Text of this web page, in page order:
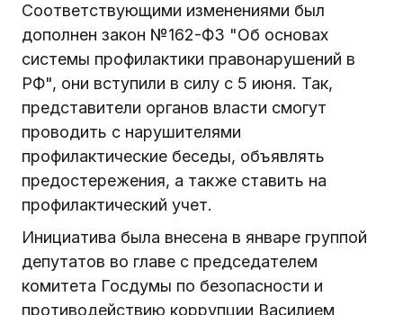
Соответствующими изменениями был
дополнен закон №162-ФЗ "Об основах
системы профилактики правонарушений в
РФ", они вступили в силу с 5 июня. Так,
представители органов власти смогут
проводить с нарушителями
профилактические беседы, объявлять
предостережения, а также ставить на
профилактический учет.
Инициатива была внесена в январе группой
депутатов во главе с председателем
комитета Госдумы по безопасности и
противодействию коррупции Василием